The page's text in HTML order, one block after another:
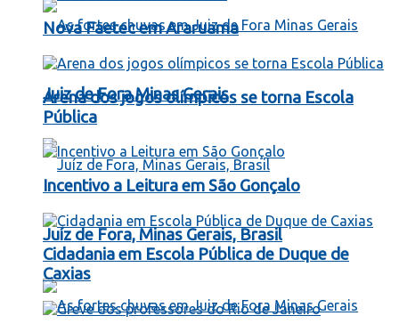
Juiz de Fora Minas Gerais
Juíz de Fora, Minas Gerais, Brasil
Nova Faetec em Araruama
Arena dos jogos olímpicos se torna Escola
Pública
Incentivo a Leitura em São Gonçalo
Cidadania em Escola Pública de Duque de
Caxias